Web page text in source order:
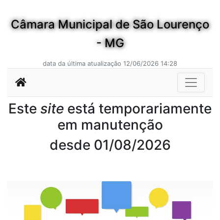
Câmara Municipal de São Lourenço
- MG
data da última atualização 12/06/2026 14:28
Este site está temporariamente
em manutenção
desde 01/08/2026